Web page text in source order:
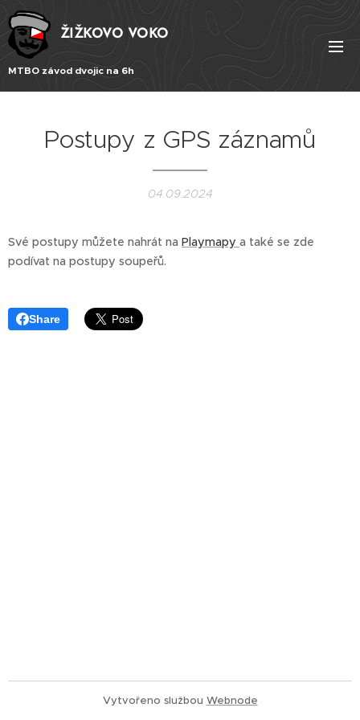
ŽIŽKOVO VOKO
MTBO závod dvojic na 6h
Postupy z GPS záznamů
04.09.2024
Své postupy můžete nahrát na Playmapy a také se zde
podívat na postupy soupeřů.
Share
Vytvořeno službou Webnode